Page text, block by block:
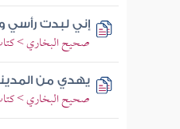
إني لبدت
صحيح البخاري >
يهدي من
صحيح البخاري >